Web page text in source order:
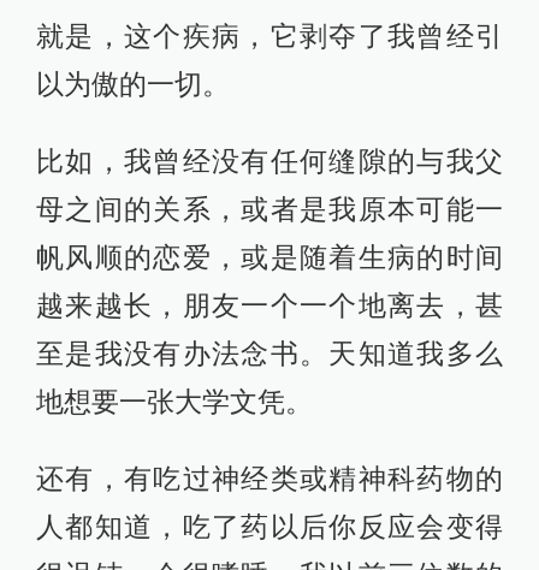
就是，这个疾病，它剥夺了我曾经引
以为傲的一切。
比如，我曾经没有任何缝隙的与我父
母之间的关系，或者是我原本可能一
帆风顺的恋爱，或是随着生病的时间
越来越长，朋友一个一个地离去，甚
至是我没有办法念书。天知道我多么
地想要一张大学文凭。
还有，有吃过神经类或精神科药物的
人都知道，吃了药以后你反应会变得